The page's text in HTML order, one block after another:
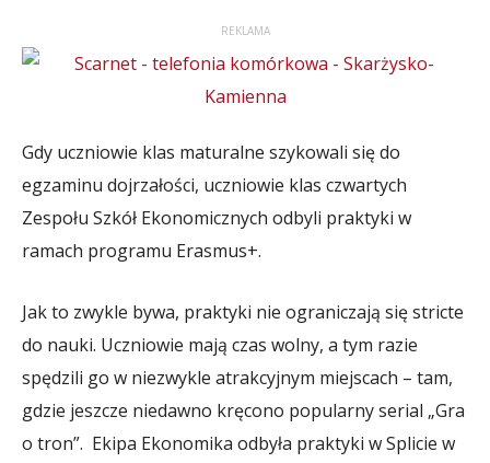
REKLAMA
Gdy uczniowie klas maturalne szykowali się do
egzaminu dojrzałości, uczniowie klas czwartych
Zespołu Szkół Ekonomicznych odbyli praktyki w
ramach programu Erasmus+.
Jak to zwykle bywa, praktyki nie ograniczają się stricte
do nauki. Uczniowie mają czas wolny, a tym razie
spędzili go w niezwykle atrakcyjnym miejscach – tam,
gdzie jeszcze niedawno kręcono popularny serial „Gra
o tron”. Ekipa Ekonomika odbyła praktyki w Splicie w